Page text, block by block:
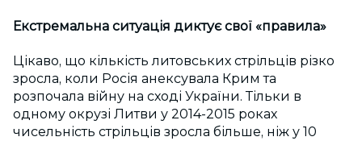
Екстремальна ситуація диктує свої «правила»
Цікаво, що кількість литовських стрільців різко
зросла, коли Росія анексувала Крим та
розпочала війну на сході України. Тільки в
одному окрузі Литви у 2014-2015 роках
чисельність стрільців зросла більше, ніж у 10